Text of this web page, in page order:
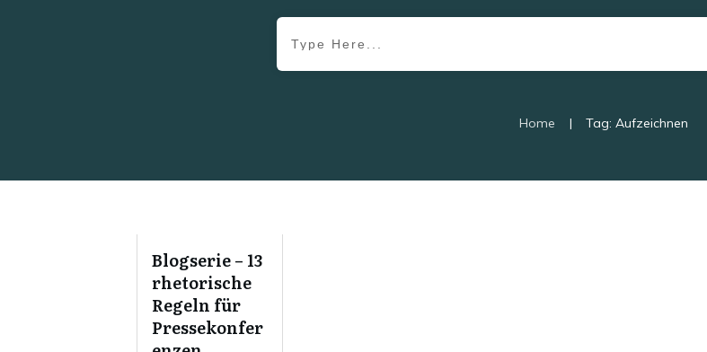
Home | Tag: Aufzeichnen
Blogserie – 13
rhetorische
Regeln für
Pressekonfer